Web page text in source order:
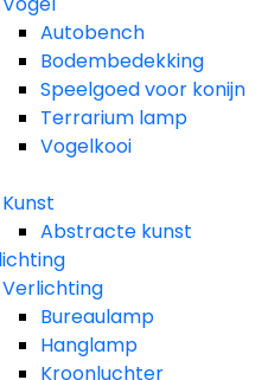
Autobench
Bodembedekking
Speelgoed voor konijn
Terrarium lamp
Vogelkooi
Kunst
Abstracte kunst
Verlichting
Bureaulamp
Hanglamp
Kroonluchter